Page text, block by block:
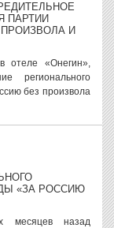
ПАРТИИ
И
отеле «Онегин»,
регионального
без произвола
«ЗА РОССИЮ
месяцев назад